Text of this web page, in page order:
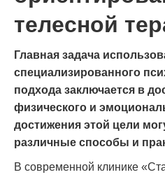
телесной
Главная задача
специализированного
подхода заключается в
физического и
достижения этой цели
различные способы и
В современной клинике